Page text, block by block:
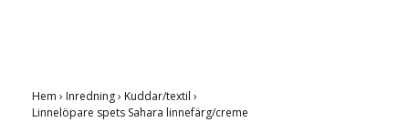
Hem › Inredning› Kuddar/textil ›
Linnelöpare spets Sahara linnefärg/creme